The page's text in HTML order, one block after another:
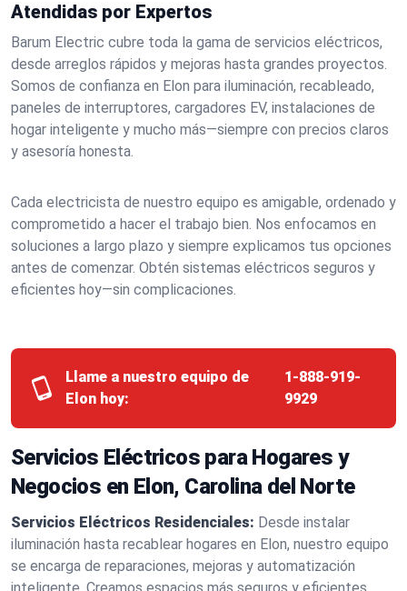
Atendidas por Expertos
Barum Electric cubre toda la gama de servicios eléctricos,
desde arreglos rápidos y mejoras hasta grandes proyectos.
Somos de confianza en Elon para iluminación, recableado,
paneles de interruptores, cargadores EV, instalaciones de
hogar inteligente y mucho más—siempre con precios claros
y asesoría honesta.
Cada electricista de nuestro equipo es amigable, ordenado y
comprometido a hacer el trabajo bien. Nos enfocamos en
soluciones a largo plazo y siempre explicamos tus opciones
antes de comenzar. Obtén sistemas eléctricos seguros y
eficientes hoy—sin complicaciones.
Llame a nuestro equipo de
Elon hoy:
1-888-919-
9929
Servicios Eléctricos para Hogares y
Negocios en Elon, Carolina del Norte
Servicios Eléctricos Residenciales: Desde instalar
iluminación hasta recablear hogares en Elon, nuestro equipo
se encarga de reparaciones, mejoras y automatización